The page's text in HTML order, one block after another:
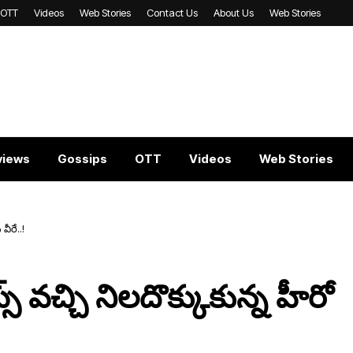
OTT Videos Web Stories Contact Us About Us Web Stories
Gossips OTT Videos Web Stories
వీరే..!
వచ్చి నిలదొక్కుకున్న హీరో